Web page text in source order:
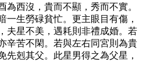
為西沒，貴而不顯，秀而不實。
一生勞碌貧忙。更主眼目有傷，
夫星不美，遇耗則非禮成婚。若
辛苦不閑。若與左右同宮則為貴
先剋其父。此星男得之為父星，